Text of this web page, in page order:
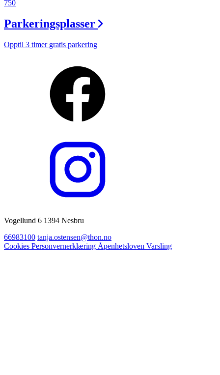
750
Parkeringsplasser
Opptil 3 timer gratis parkering
Vogellund 6 1394 Nesbru
66983100 tanja.ostensen@thon.no
Cookies Personvernerklæring Åpenhetsloven Varsling